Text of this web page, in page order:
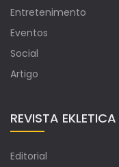
Entretenimento
Eventos
Social
Artigo
REVISTA EKLETICA
Editorial